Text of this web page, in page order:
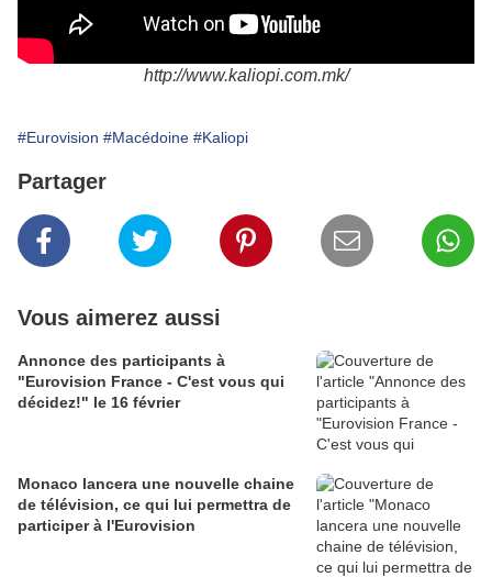
http://www.kaliopi.com.mk/
#Eurovision #Macédoine #Kaliopi
Partager
Vous aimerez aussi
Annonce des participants à
"Eurovision France - C'est vous qui
décidez!" le 16 février
Monaco lancera une nouvelle chaine
de télévision, ce qui lui permettra de
participer à l'Eurovision